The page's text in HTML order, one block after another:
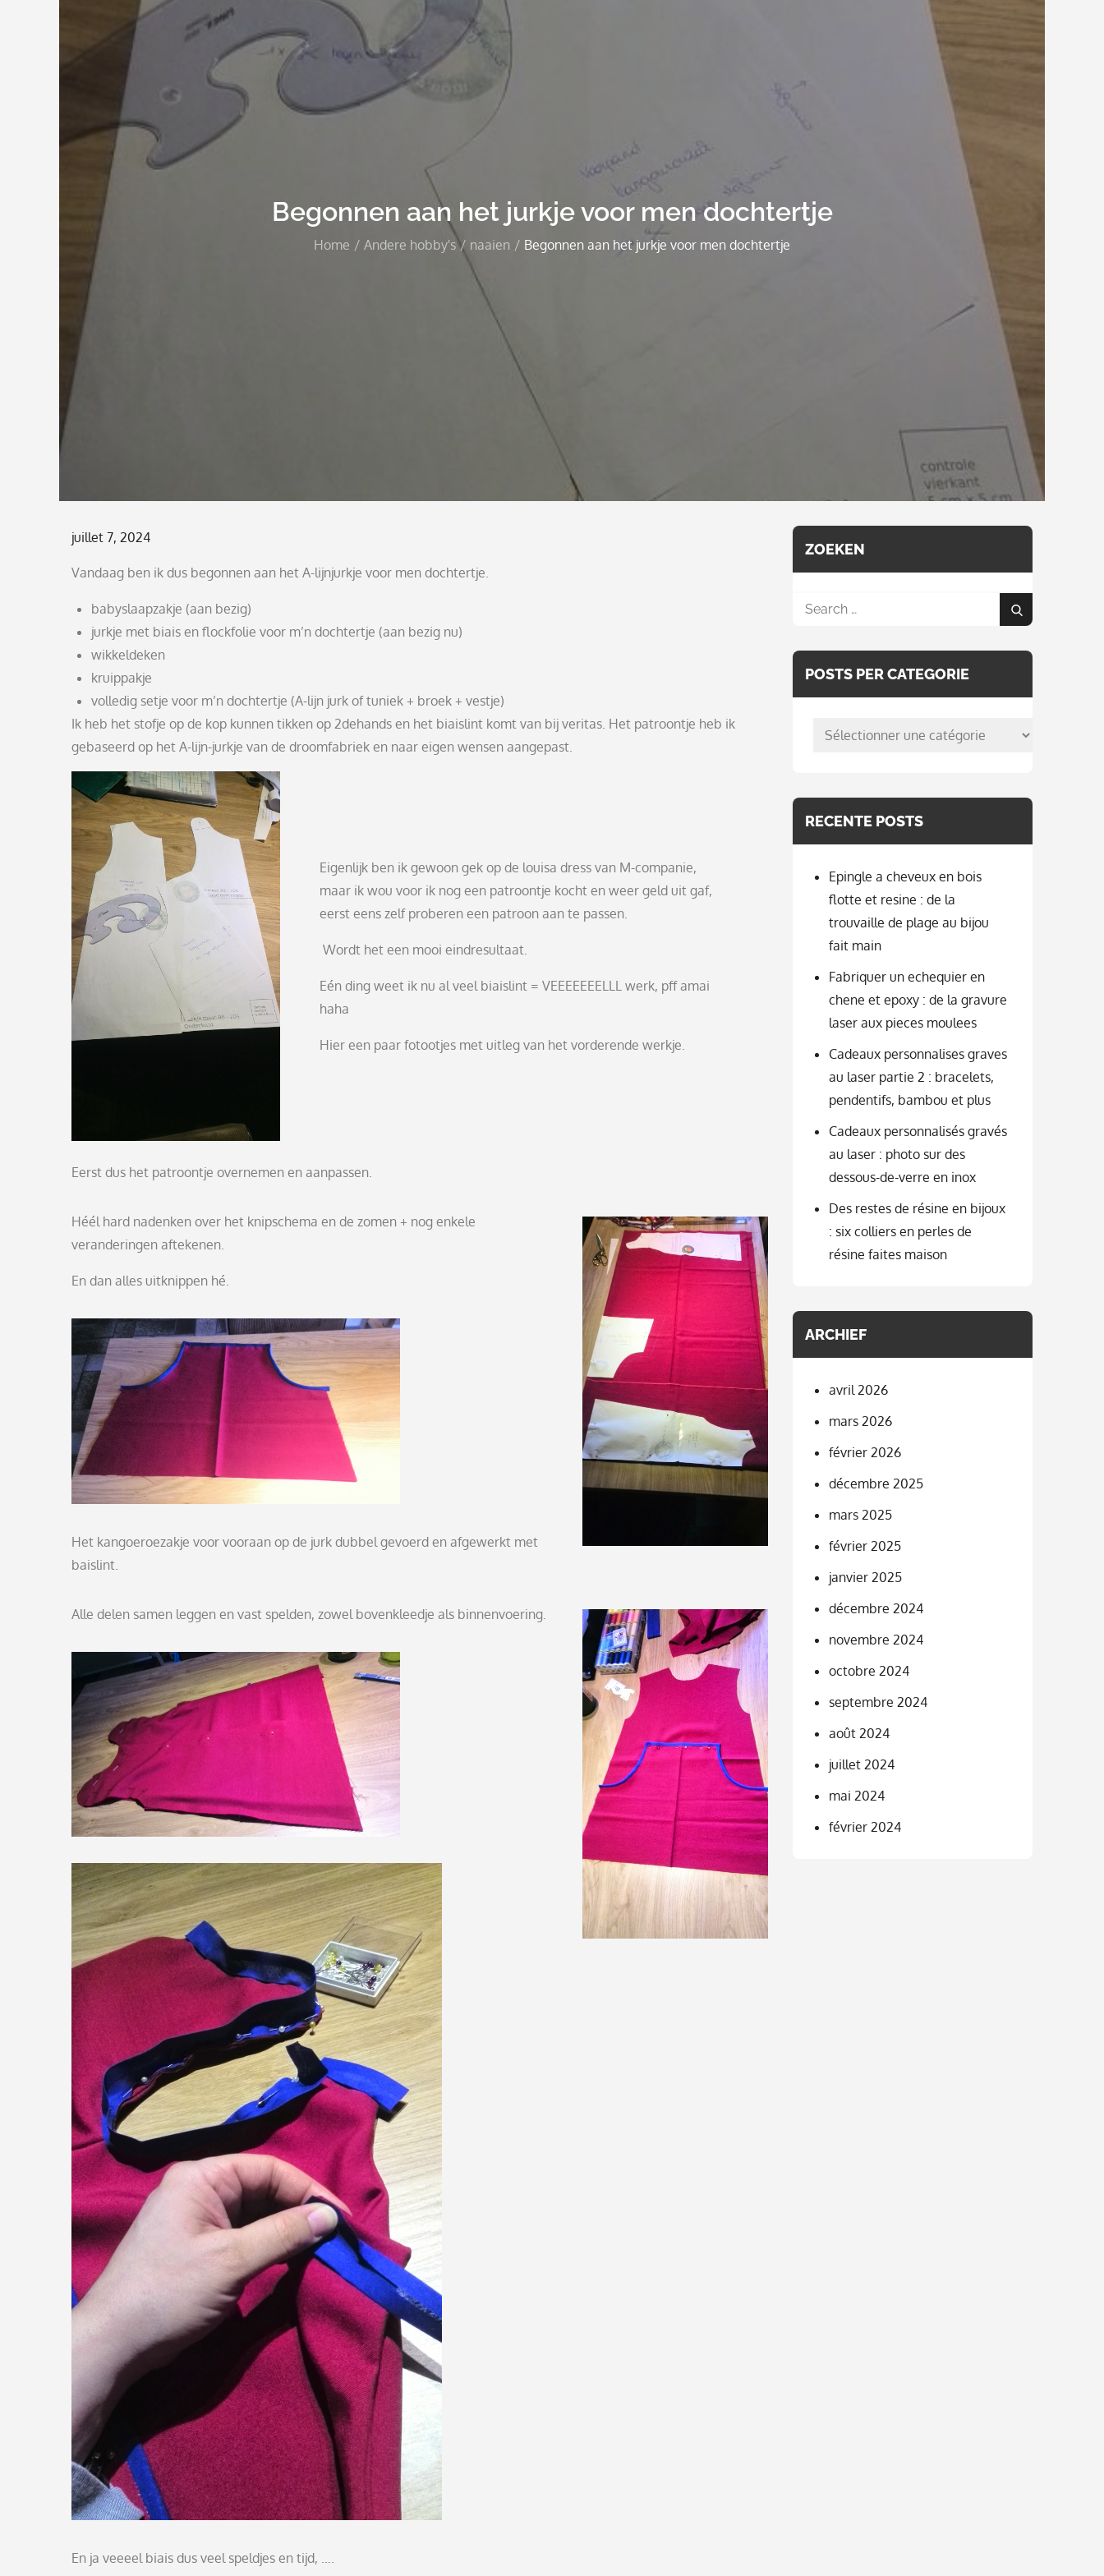
Begonnen aan het jurkje voor men dochtertje
Home Andere hobby's naaien Begonnen aan het jurkje voor men dochtertje
Posted
juillet 7, 2024
Vandaag ben ik dus begonnen aan het A-lijnjurkje voor men dochtertje.
babyslaapzakje (aan bezig)
jurkje met biais en flockfolie voor m’n dochtertje (aan bezig nu)
wikkeldeken
kruippakje
volledig setje voor m’n dochtertje (A-lijn jurk of tuniek + broek + vestje)
Ik heb het stofje op de kop kunnen tikken op 2dehands en het biaislint komt van bij veritas. Het patroontje heb ik
gebaseerd op het A-lijn-jurkje van de droomfabriek en naar eigen wensen aangepast.
Eigenlijk ben ik gewoon gek op de louisa dress van M-companie,
maar ik wou voor ik nog een patroontje kocht en weer geld uit gaf,
eerst eens zelf proberen een patroon aan te passen.
Wordt het een mooi eindresultaat.
Eén ding weet ik nu al veel biaislint = VEEEEEEELLL werk, pff amai
haha
Hier een paar fotootjes met uitleg van het vorderende werkje.
Eerst dus het patroontje overnemen en aanpassen.
Héél hard nadenken over het knipschema en de zomen + nog enkele
veranderingen aftekenen.
En dan alles uitknippen hé.
Het kangoeroezakje voor vooraan op de jurk dubbel gevoerd en afgewerkt met
baislint.
Alle delen samen leggen en vast spelden, zowel bovenkleedje als binnenvoering.
En ja veeeel biais dus veel speldjes en tijd, ….
ZOEKEN
Search
Search
POSTS PER CATEGORIE
posts
RECENTE POSTS
Epingle a cheveux en bois
flotte et resine : de la
trouvaille de plage au bijou
fait main
Fabriquer un echequier en
chene et epoxy : de la gravure
laser aux pieces moulees
Cadeaux personnalises graves
au laser partie 2 : bracelets,
pendentifs, bambou et plus
Cadeaux personnalisés gravés
au laser : photo sur des
dessous-de-verre en inox
Des restes de résine en bijoux
: six colliers en perles de
résine faites maison
ARCHIEF
avril 2026
mars 2026
février 2026
décembre 2025
mars 2025
février 2025
janvier 2025
décembre 2024
novembre 2024
octobre 2024
septembre 2024
août 2024
juillet 2024
mai 2024
février 2024